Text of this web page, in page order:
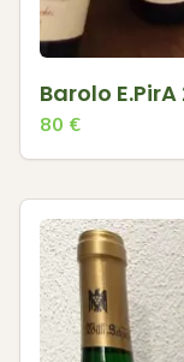
Barolo E.PirA
80 €